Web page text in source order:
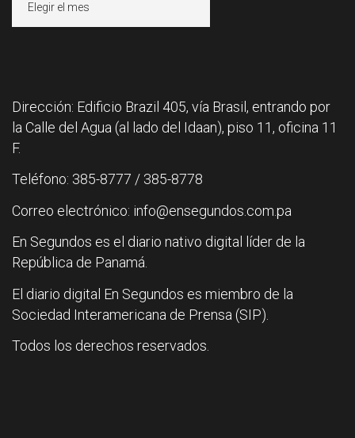
Dirección: Edificio Brazil 405, vía Brasil, entrando por
la Calle del Agua (al lado del Idaan), piso 11, oficina 11
F.
Teléfono: 385-8777 / 385-8778
Correo electrónico: info@ensegundos.com.pa
En Segundos es el diario nativo digital líder de la
República de Panamá.
El diario digital En Segundos es miembro de la
Sociedad Interamericana de Prensa (SIP).
Todos los derechos reservados.